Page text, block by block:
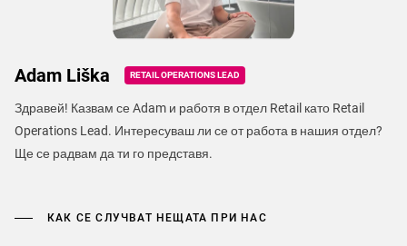
Adam Liška RETAIL OPERATIONS LEAD
Здравей! Казвам се Adam и работя в отдел Retail като Retail
Operations Lead. Интересуваш ли се от работа в нашия отдел?
Ще се радвам да ти го представя.
КАК СЕ СЛУЧВАТ НЕЩАТА ПРИ НАС